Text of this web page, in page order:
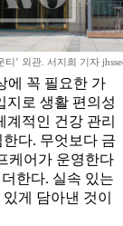
’ 외관. 서지희 기자
에 꼭 필요한 가
지로 생활 편의성
적인 건강 관리
다. 무엇보다 금
케어가 운영한다
한다. 실속 있는
게 담아낸 것이